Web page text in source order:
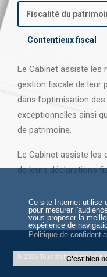
Ce site Internet utilise
pour mesurer
vous proposer la
expérience de
Politique de
C'est bien
Fiscalité du
Contentieux fiscal
Le Cabinet assiste les
gestion fiscale de leur
dans l’optimisation
exceptionnelles ainsi
de patrimoine.
Le Cabinet assiste les
de leurs déclarations
© 2026 Tous droits réservés AJ